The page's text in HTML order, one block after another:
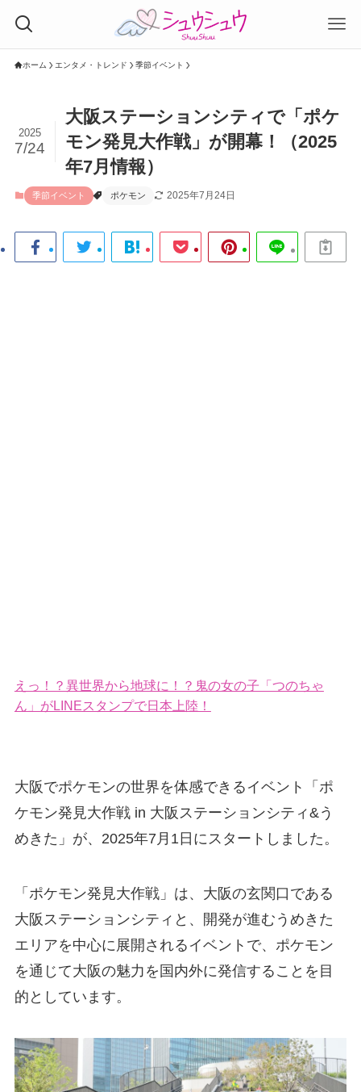
ホーム エンタメ・トレンド 季節イベント
大阪ステーションシティで「ポケ
モン発見大作戦」が開幕！（2025
年7月情報）
2025
7/24
季節イベント ポケモン 2025年7月24日
えっ！？異世界から地球に！？鬼の女の子「つのちゃ
ん」がLINEスタンプで日本上陸！
大阪でポケモンの世界を体感できるイベント「ポ
ケモン発見大作戦 in 大阪ステーションシティ&う
めきた」が、2025年7月1日にスタートしました。
「ポケモン発見大作戦」は、大阪の玄関口である
大阪ステーションシティと、開発が進むうめきた
エリアを中心に展開されるイベントで、ポケモン
を通じて大阪の魅力を国内外に発信することを目
的としています。